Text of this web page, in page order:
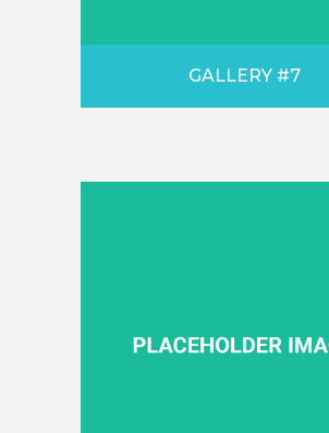
GALLERY #7